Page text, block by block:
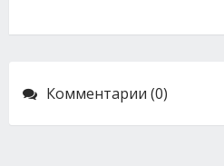
Комментарии (0)